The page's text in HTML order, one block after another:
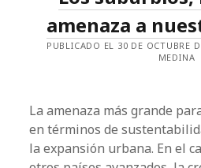
amenaza a
PUBLICADO EL 30 DE OCTUBRE
MEDINA
La amenaza más grande
en términos de
la expansión urbana. En el